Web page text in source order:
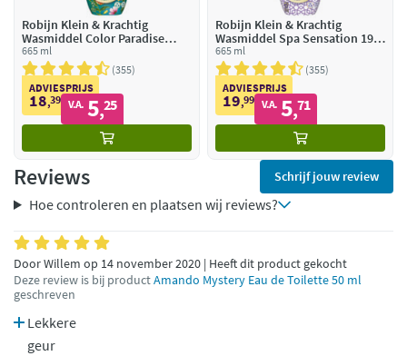
Robijn Klein & Krachtig
Wasmiddel Color Paradise
Secret 19 Wasbeurten
665 ml
355
ADVIESPRIJS
18,39 V.A. 5,25
Robijn Klein & Krachtig
Wasmiddel Spa Sensation 19
Wasbeurten
665 ml
355
ADVIESPRIJS
19,99 V.A. 5,71
Reviews Schrijf jouw review
Hoe controleren en plaatsen wij reviews?
Door Willem op 14 november 2020 | Heeft dit product gekocht
Deze review is bij productAmando Mystery Eau de Toilette 50 ml
geschreven
Lekkere
geur